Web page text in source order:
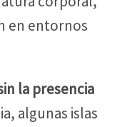
en entornos
la presencia
algunas islas